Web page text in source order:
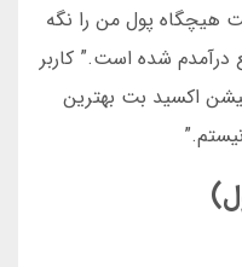
پول من را نگه
درآمدم شده است.” کاربر
اکسید بت بهترین